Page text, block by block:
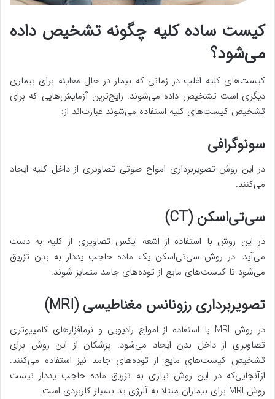
کیست ساده کلیه چگونه تشخیص داده
می‌شود؟
کیست‌های کلیه اغلب در زمانی که بیمار در حال معاینه برای بیماری
دیگری است تشخیص داده می‌شوند. رایج‌ترین آزمایش‌هایی که برای
تشخیص کیست‌های کلیه استفاده می‌شوند عبارت‌اند از:
سونوگرافی
در این روش تصویربرداری امواج صوتی تصاویری از داخل کلیه ایجاد
می‌کنند.
سی‌تی‌اسکن (CT)
در این روش با استفاده از اشعه ایکس تصاویری از کلیه به دست
می‌آید. در روش سی‌تی‌اسکن یک ماده حاجب یددار به بدن تزریق
می‌شود تا کیست‌های مایع از توده‌های جامد متمایز شوند.
تصویربرداری رزونانس مغناطیسی (MRI)
در روش MRI با استفاده از امواج رادیویی و نرم‌افزارهای کامپیوتری
تصاویری از داخل بدن ایجاد می‌شود. پزشکان از این روش برای
تشخیص کیست‌های مایع از توده‌های جامد نیز استفاده می‌کنند.
ازآنجایی‌که در این روش نیازی به تزریق ماده حاجب یددار نیست
روش MRI برای بیماران مبتلا به آلرژی ید بسیار کاربردی است.